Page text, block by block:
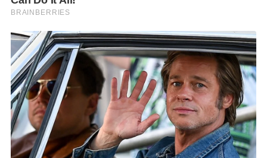
สุขุมวิท 107 ) โดยอยู่ระหว่างการก่อสร้าง คิดเป็นร้อยละ
ทั้งนี้ กฟน. ได้วางแผนการเบิกจ่ายเงินในปี 2565 จำนวน
เงิน 4,576.39 ล้านบาท ณ เดือนธันวาคม 2565 ได้มีการ
เบิกจ่ายเงินรวม 3,228.44 ล้านบาท คิดเป็นร้อยละ 70.55
ของแผนการเบิกจ่าย ซึ่งจัดเร่งรัดดำเนินการเบิกจ่ายใน
ส่วนที่เหลือโดยเร็วต่อไป
อย่างไรก็ตาม กฟน. ได้รายงานปัญหาและอุปสรรคในกา